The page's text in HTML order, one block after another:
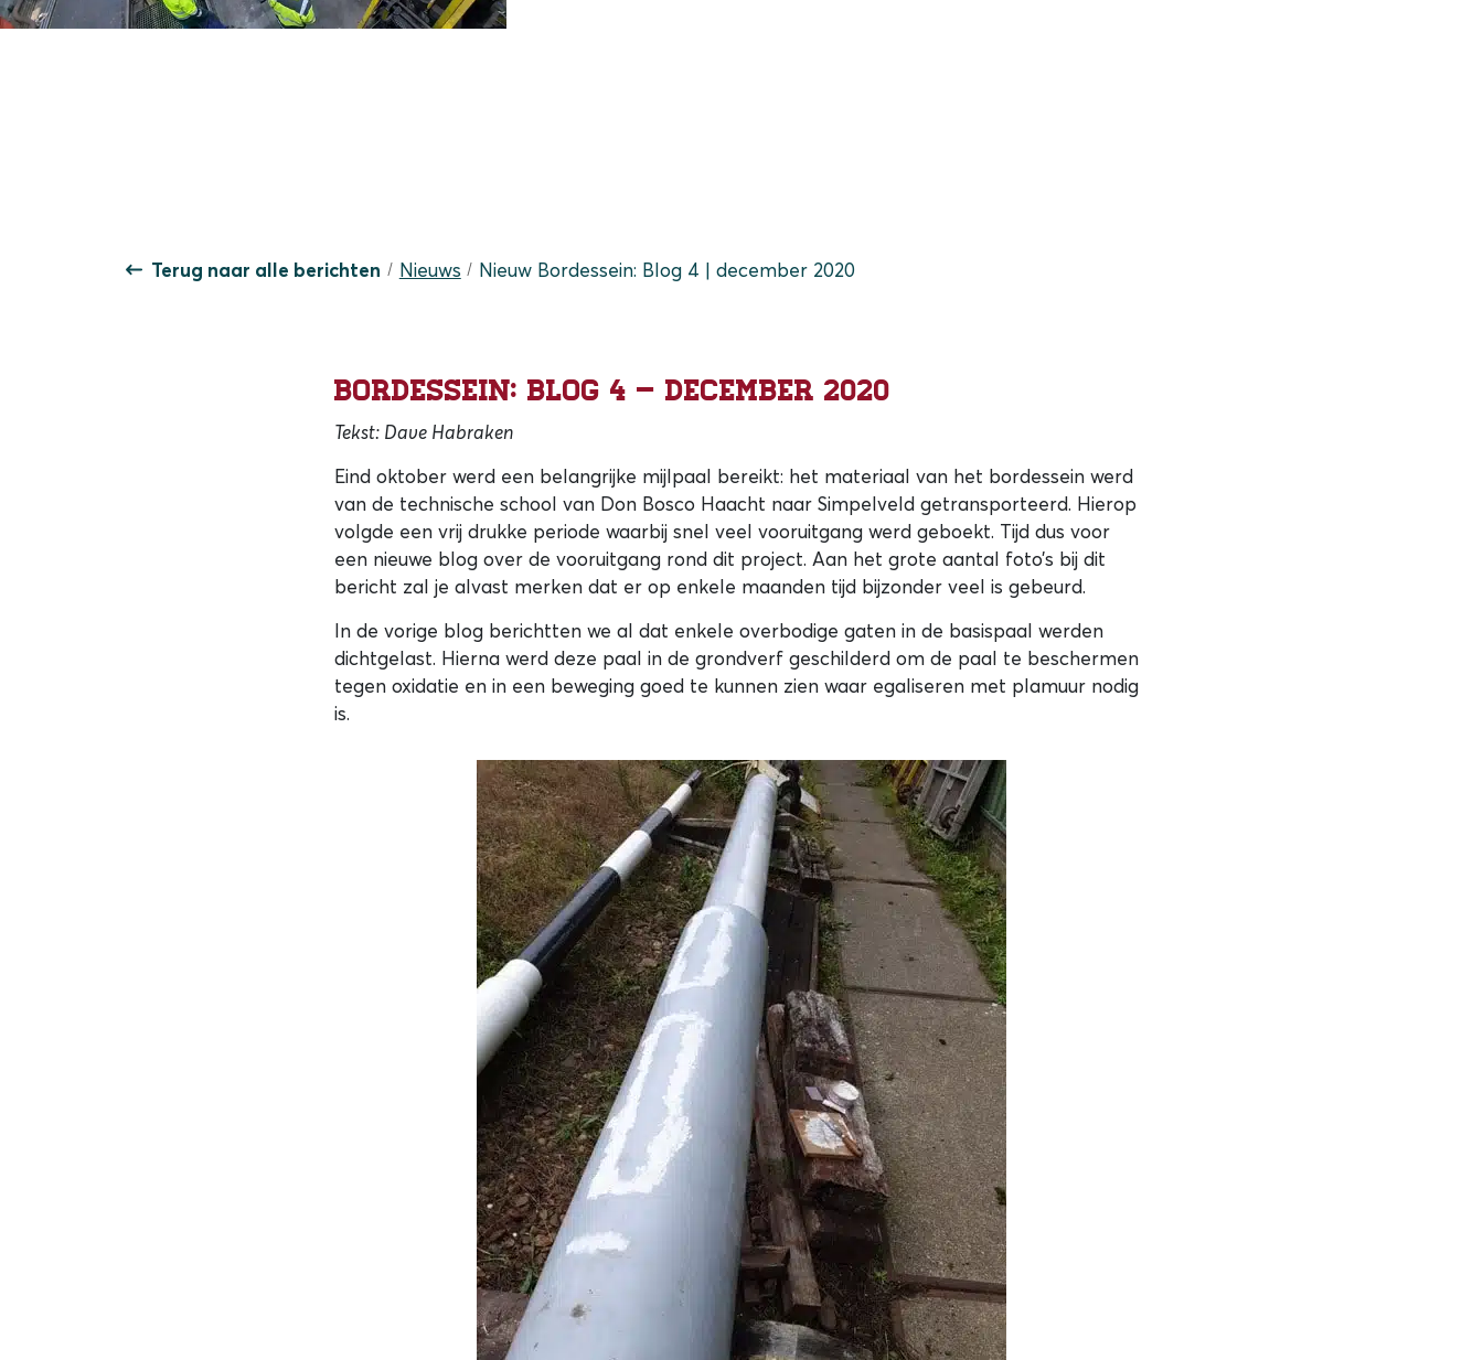
Terug naar alle berichten Nieuws Nieuw Bordessein: Blog 4 | december 2020
Bordessein: Blog 4 – december 2020
Tekst: Dave Habraken
Eind oktober werd een belangrijke mijlpaal bereikt: het materiaal van het bordessein werd
van de technische school van Don Bosco Haacht naar Simpelveld getransporteerd. Hierop
volgde een vrij drukke periode waarbij snel veel vooruitgang werd geboekt. Tijd dus voor
een nieuwe blog over de vooruitgang rond dit project. Aan het grote aantal foto’s bij dit
bericht zal je alvast merken dat er op enkele maanden tijd bijzonder veel is gebeurd.
In de vorige blog berichtten we al dat enkele overbodige gaten in de basispaal werden
dichtgelast. Hierna werd deze paal in de grondverf geschilderd om de paal te beschermen
tegen oxidatie en in een beweging goed te kunnen zien waar egaliseren met plamuur nodig
is.